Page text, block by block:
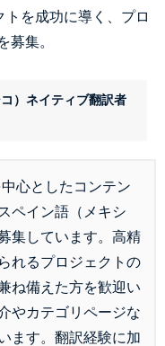
を成功に導く、プロ
募集。
）ネイティブ翻訳者
心としたコンテン
ペイン語（メキシ
集しています。高精
れるプロジェクトの
ね備えた方を歓迎い
やカテゴリページな
ます。翻訳経験に加